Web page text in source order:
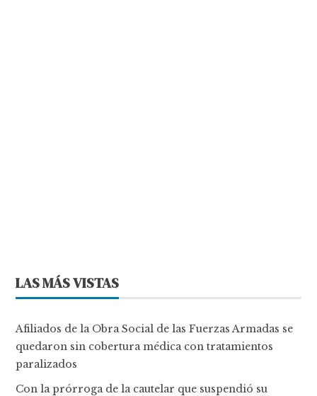
LAS MÁS VISTAS
Afiliados de la Obra Social de las Fuerzas Armadas se
quedaron sin cobertura médica con tratamientos
paralizados
Con la prórroga de la cautelar que suspendió su